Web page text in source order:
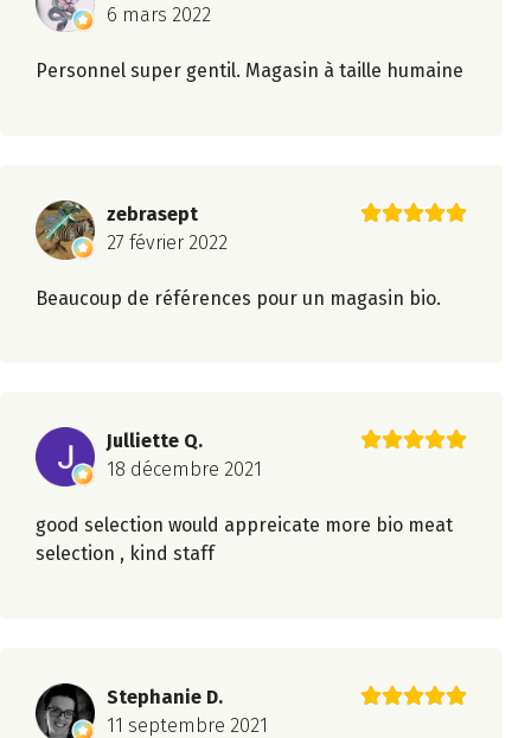
6 mars 2022
Personnel super gentil. Magasin à taille humaine
zebrasept
27 février 2022
Beaucoup de références pour un magasin bio.
Julliette Q.
18 décembre 2021
good selection would appreicate more bio meat
selection , kind staff
Stephanie D.
11 septembre 2021